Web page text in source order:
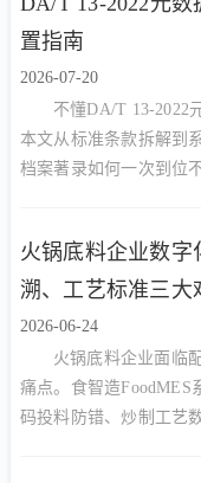
置指南
2026-07-20
不懂DA/T 13-2022
本文从标准条款拆解到
档案著录如何一次到位
火锅底料企业数字
溯、工艺标准三大
2026-06-24
火锅底料企业面临
痛点。食智造FoodMES
码投料防错、炒制工艺